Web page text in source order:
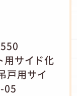
サイド化
用サイ
05